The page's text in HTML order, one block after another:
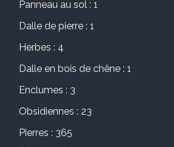
Panneau au sol : 1
Dalle de pierre : 1
Herbes : 4
Dalle en bois de chêne : 1
Enclumes : 3
Obsidiennes : 23
Pierres : 365